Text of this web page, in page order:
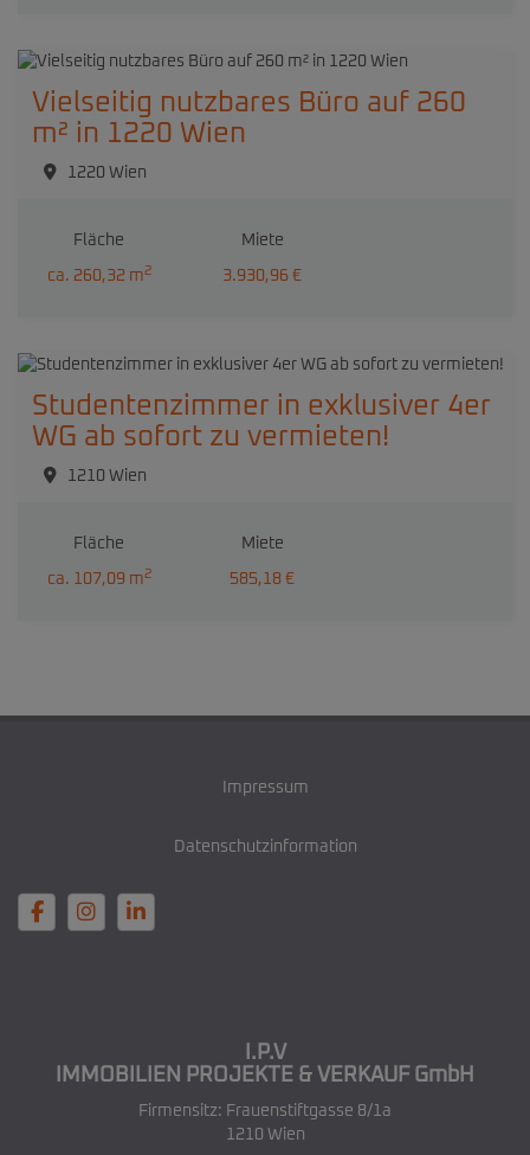
Vielseitig nutzbares Büro auf 260
m² in 1220 Wien
1220 Wien
Fläche
ca. 260,32 m2
Miete
3.930,96 €
Studentenzimmer in exklusiver 4er
WG ab sofort zu vermieten!
1210 Wien
Fläche
ca. 107,09 m2
Miete
585,18 €
Impressum
Datenschutzinformation
I.P.V
IMMOBILIEN PROJEKTE & VERKAUF GmbH
Firmensitz: Frauenstiftgasse 8/1a
1210 Wien